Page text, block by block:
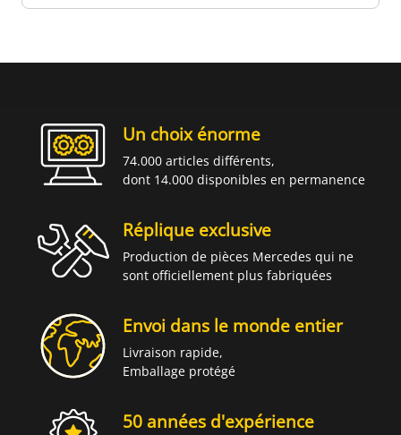
Un choix énorme
74.000 articles différents,
dont 14.000 disponibles en permanence
Réplique exclusive
Production de pièces Mercedes qui ne
sont officiellement plus fabriquées
Envoi dans le monde entier
Livraison rapide,
Emballage protégé
50 années d'expérience